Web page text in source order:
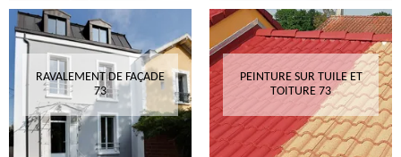
RAVALEMENT DE FAÇADE
73
PEINTURE SUR TUILE ET
TOITURE 73